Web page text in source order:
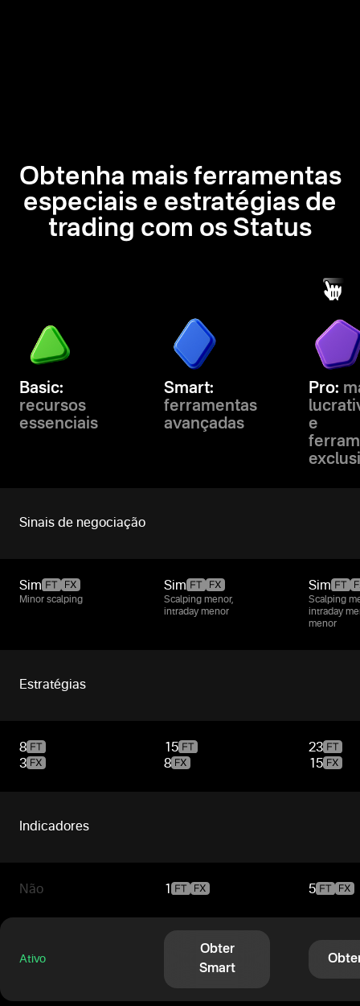
Obtenha mais ferramentas
especiais e estratégias de
trading com os Status
Basic:
recursos
essenciais
Smart:
ferramentas
avançadas
Pro:
e
Sinais de negociação
Sim
Minor scalping
Sim
Scalping menor,
intraday menor
Sim
Scalping
intraday
menor
Estratégias
8
3
15
8
23
15
Indicadores
Não 5
Ativo
Obter
Smart